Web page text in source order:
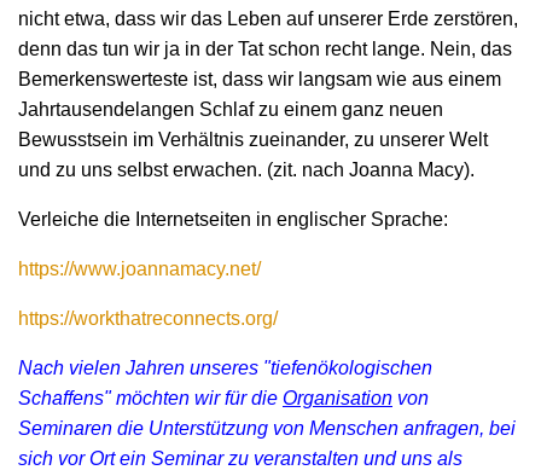
nicht etwa, dass wir das Leben auf unserer Erde zerstören,
denn das tun wir ja in der Tat schon recht lange. Nein, das
Bemerkenswerteste ist, dass wir langsam wie aus einem
Jahrtausendelangen Schlaf zu einem ganz neuen
Bewusstsein im Verhältnis zueinander, zu unserer Welt
und zu uns selbst erwachen. (zit. nach Joanna Macy).
Verleiche die Internetseiten in englischer Sprache:
https://www.joannamacy.net/
https://workthatreconnects.org/
Nach vielen Jahren unseres "tiefenökologischen
Schaffens" möchten wir für die Organisation von
Seminaren die Unterstützung von Menschen anfragen, bei
sich vor Ort ein Seminar zu veranstalten und uns als